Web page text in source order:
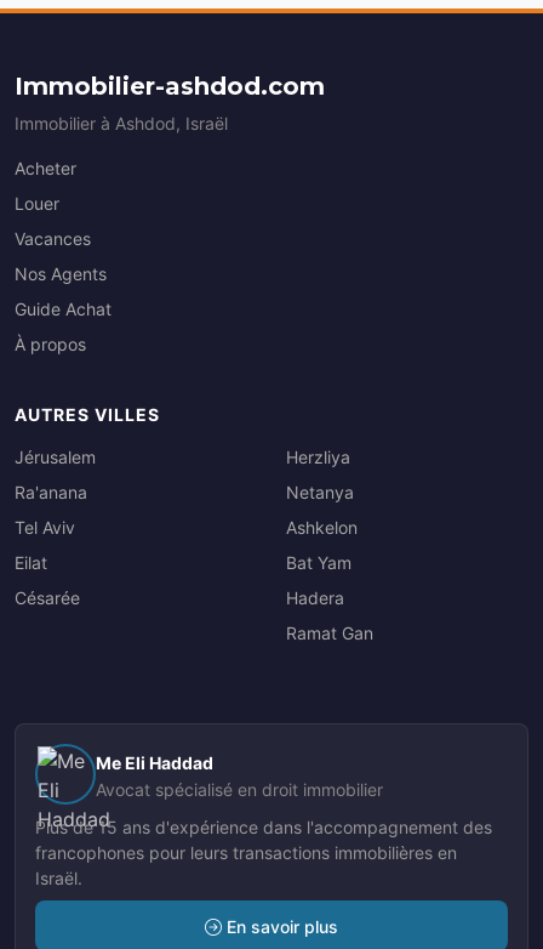
Immobilier-ashdod.com
Immobilier à Ashdod, Israël
Acheter
Louer
Vacances
Nos Agents
Guide Achat
À propos
AUTRES VILLES
Jérusalem
Ra'anana
Tel Aviv
Eilat
Césarée
Herzliya
Netanya
Ashkelon
Bat Yam
Hadera
Ramat Gan
Me Eli Haddad
Avocat spécialisé en droit immobilier
Plus de 15 ans d'expérience dans l'accompagnement des
francophones pour leurs transactions immobilières en
Israël.
En savoir plus